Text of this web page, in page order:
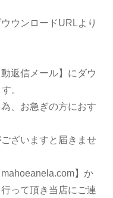
ウンロードURLより
返信メール】にダウ
。
、お急ぎの方におす
ざいますと届きませ
】か
って頂き当店にご連